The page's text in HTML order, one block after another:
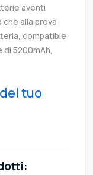
aventi
alla prova
compatible
di 5200mAh,
tuo